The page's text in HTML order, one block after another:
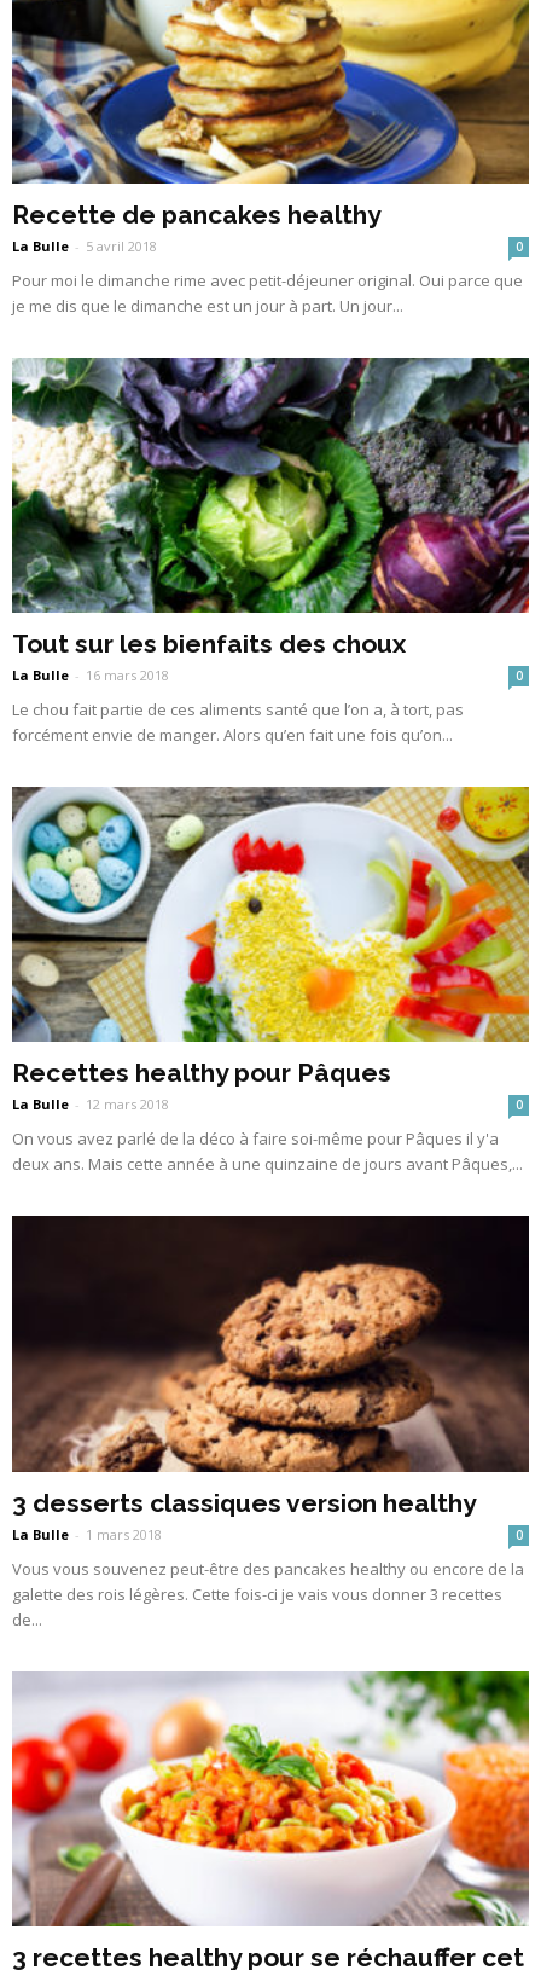
Recette de pancakes healthy
La Bulle - 5 avril 2018 0
Pour moi le dimanche rime avec petit-déjeuner original. Oui parce que
je me dis que le dimanche est un jour à part. Un jour...
Tout sur les bienfaits des choux
La Bulle - 16 mars 2018 0
Le chou fait partie de ces aliments santé que l’on a, à tort, pas
forcément envie de manger. Alors qu’en fait une fois qu’on...
Recettes healthy pour Pâques
La Bulle - 12 mars 2018 0
On vous avez parlé de la déco à faire soi-même pour Pâques il y'a
deux ans. Mais cette année à une quinzaine de jours avant Pâques,...
3 desserts classiques version healthy
La Bulle - 1 mars 2018 0
Vous vous souvenez peut-être des pancakes healthy ou encore de la
galette des rois légères. Cette fois-ci je vais vous donner 3 recettes
de...
3 recettes healthy pour se réchauffer cet